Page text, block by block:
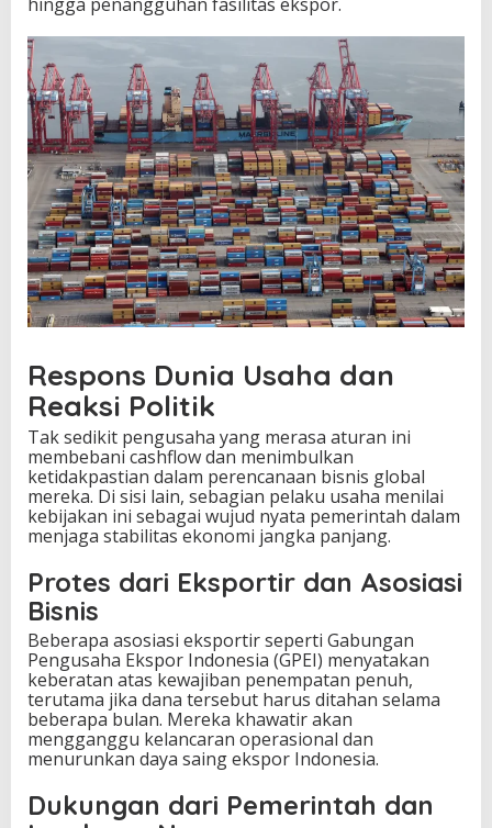
Respons Dunia Usaha dan
Reaksi Politik
Tak sedikit pengusaha yang merasa aturan ini
membebani cashflow dan menimbulkan
ketidakpastian dalam perencanaan bisnis global
mereka. Di sisi lain, sebagian pelaku usaha menilai
kebijakan ini sebagai wujud nyata pemerintah dalam
menjaga stabilitas ekonomi jangka panjang.
Protes dari Eksportir dan Asosiasi
Bisnis
Beberapa asosiasi eksportir seperti Gabungan
Pengusaha Ekspor Indonesia (GPEI) menyatakan
keberatan atas kewajiban penempatan penuh,
terutama jika dana tersebut harus ditahan selama
beberapa bulan. Mereka khawatir akan
mengganggu kelancaran operasional dan
menurunkan daya saing ekspor Indonesia.
Dukungan dari Pemerintah dan